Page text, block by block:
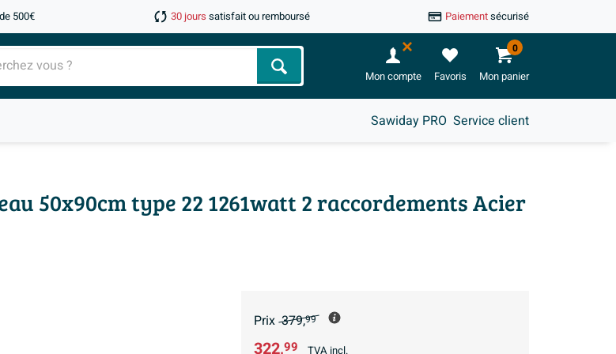
500€ 30 jours satisfait ou remboursé Paiementsécurisé
Chercher Mon compte Favoris Mon panier
0
Sawiday PRO Service client
50x90cm type 22 1261watt 2 raccordements Acier
Prix 379,99
322,99 TVA incl.